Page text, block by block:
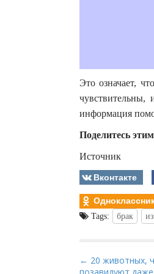
Это означает,
чувствительны,
информация
Поделитесь
Источник
Вконтакте
Tags: брак
P
← 20 животных,
позавидуют